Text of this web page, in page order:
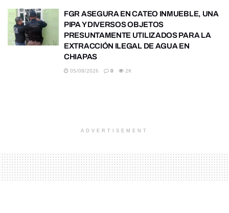
FGR ASEGURA EN CATEO INMUEBLE, UNA
PIPA Y DIVERSOS OBJETOS
PRESUNTAMENTE UTILIZADOS PARA LA
EXTRACCIÓN ILEGAL DE AGUA EN
CHIAPAS
05/08/2026 0 2K
ADVERTISEMENT